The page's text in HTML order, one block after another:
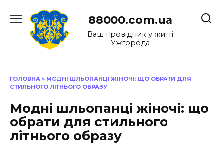
до
88000.com.ua
Ваш провідник у житті
Ужгорода
ГОЛОВНА » МОДНІ ШЛЬОПАНЦІ ЖІНОЧІ: ЩО ОБРАТИ ДЛЯ
СТИЛЬНОГО ЛІТНЬОГО ОБРАЗУ
Модні шльопанці жіночі: що
обрати для стильного
літнього образу